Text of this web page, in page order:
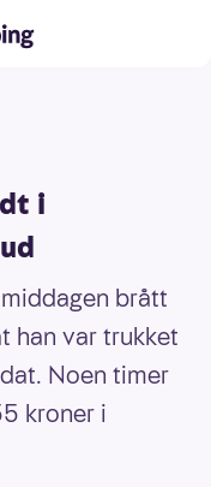
i
brått
han var trukket
Noen timer
kroner i